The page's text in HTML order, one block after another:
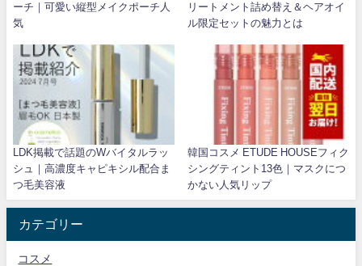
ーチ｜可愛い縦型メイクポーチ人
気
リートメント詰め替え＆ヘアオイ
ル限定セットの魅力とは
LDK掲載で話題のWバイタルラッ
シュ｜高濃度キャピキシル配合ま
つ毛美容液
韓国コスメ ETUDE HOUSEフィク
シングティント13色｜マスクにつ
かない人気リップ
カテゴリー
コスメ